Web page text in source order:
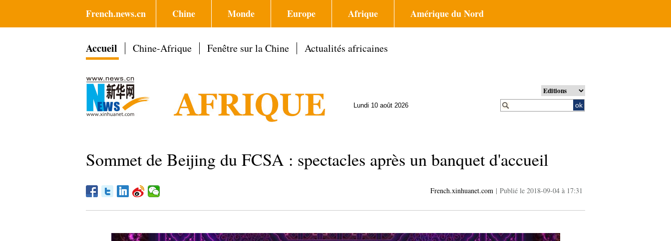
French.news.cn Chine Monde Europe Afrique Amérique du Nord
Accueil Chine-Afrique Fenêtre sur la Chine Actualités africaines
Lundi 10 août 2026
Sommet de Beijing du FCSA : spectacles après un banquet d'accueil
French.xinhuanet.com | Publié le 2018-09-04 à 17:31